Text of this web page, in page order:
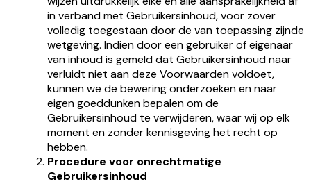
in verband met Gebruikersinhoud, voor zover
volledig toegestaan door de van toepassing zijnde
wetgeving. Indien door een gebruiker of eigenaar
van inhoud is gemeld dat Gebruikersinhoud naar
verluidt niet aan deze Voorwaarden voldoet,
kunnen we de bewering onderzoeken en naar
eigen goeddunken bepalen om de
Gebruikersinhoud te verwijderen, waar wij op elk
moment en zonder kennisgeving het recht op
hebben.
Procedure voor onrechtmatige
Gebruikersinhoud